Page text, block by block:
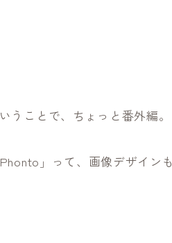
うことで、ちょっと番外編。
Phonto」って、画像デザイン